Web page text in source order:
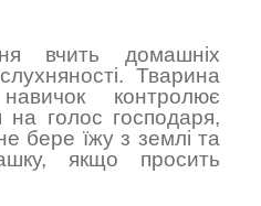
вчить домашніх
Тварина
контролює
на голос господаря,
бере їжу з землі та
якщо просить